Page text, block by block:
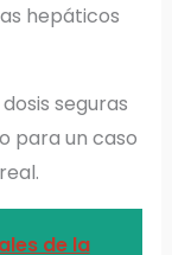
hepáticos
seguras
para un caso
de la